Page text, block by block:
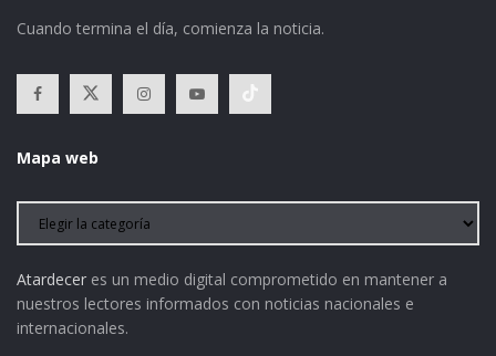
Cuando termina el día, comienza la noticia.
Mapa web
Atardecer es un medio digital comprometido en mantener a
nuestros lectores informados con noticias nacionales e
internacionales.